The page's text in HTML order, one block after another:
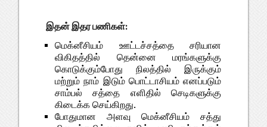
இதன் இதர பணிகள்:
மெக்னீசியம் ஊட்டச்சத்தை சரியான
விகிதத்தில் தென்னை மரங்களுக்கு
கொடுக்கும்போது நிலத்தில் இருக்கும்
மற்றும் நாம் இடும் பொட்டாசியம் எனப்படும்
சாம்பல் சத்தை எளிதில் செடிகளுக்கு
கிடைக்க செய்கிறது.
போதுமான அளவு மெக்னீசியம் சத்து